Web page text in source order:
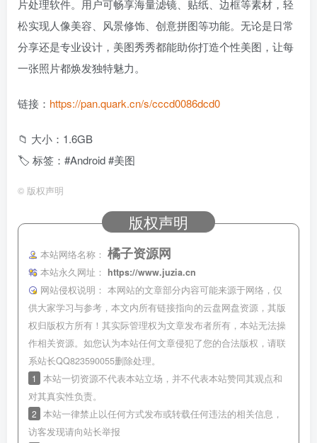
片处理软件。用户可畅享海量滤镜、贴纸、边框等素材，轻
松实现人像美容、风景修饰、创意拼图等功能。无论是日常
分享还是专业设计，美图秀秀都能助你打造个性美图，让每
一张照片都焕发独特魅力。
链接： https://pan.quark.cn/s/cccd0086dcd0
📁 大小：1.6GB
🏷 标签：#Android #美图
© 版权声明
版权声明
本站网络名称： 橘子资源网
本站永久网址：
https://www.juzia.cn
网站侵权说明： 本网站的文章部分内容可能来源于网络，仅
供大家学习与参考，本文内所有链接指向的云盘网盘资源，其版
权归版权方所有！其实际管理权为文章发布者所有，本站无法操
作相关资源。如您认为本站任何文章侵犯了您的合法版权，请联
系站长QQ823590055删除处理。
1
本站一切资源不代表本站立场，并不代表本站赞同其观点和
对其真实性负责。
2 本站一律禁止以任何方式发布或转载任何违法的相关信息，
访客发现请向站长举报